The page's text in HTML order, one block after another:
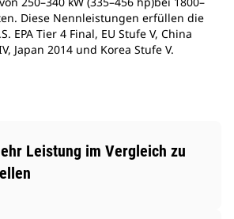
Diese Nennleistungen erfüllen die
EPA Tier 4 Final, EU Stufe V, China
Japan 2014 und Korea Stufe V.
Leistung im Vergleich zu